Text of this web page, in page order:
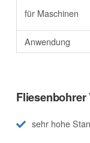
für Maschinen
Anwendung
Fliesenbohrer
sehr hohe